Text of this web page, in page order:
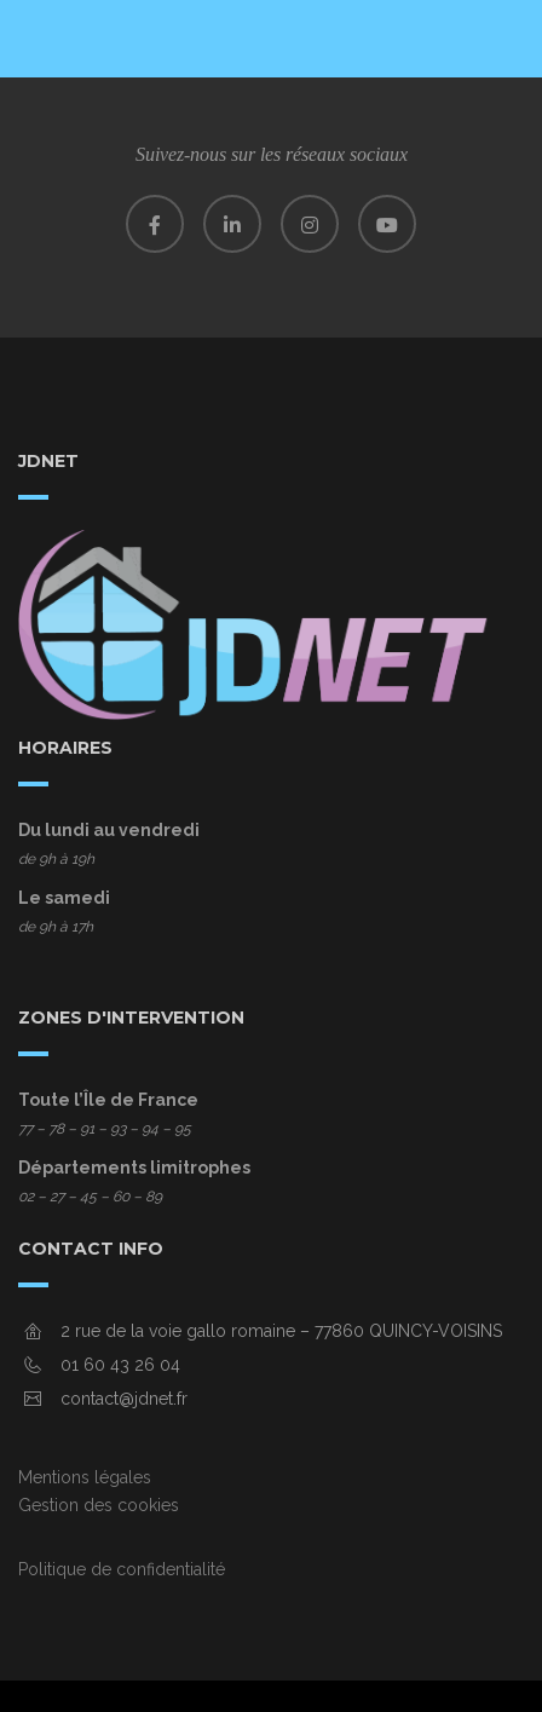
Suivez-nous sur les réseaux sociaux
JDNET
HORAIRES
Du lundi au vendredi
de 9h à 19h
Le samedi
de 9h à 17h
ZONES D'INTERVENTION
Toute l’Île de France
77– 78 – 91 – 93 – 94 – 95
Départements limitrophes
02 – 27 – 45 – 60 – 89
CONTACT INFO
2 rue de la voie gallo romaine – 77860 QUINCY-VOISINS
01 60 43 26 04
contact@jdnet.fr
Mentions légales
Gestion des cookies
Politique de confidentialité